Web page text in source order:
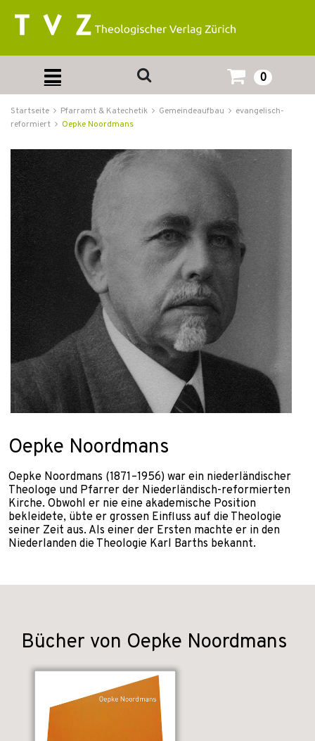
0
Startseite Pfarramt & Katechetik Gemeindeaufbau
evangelisch-
reformiert
Oepke Noordmans
Oepke Noordmans
Oepke Noordmans (1871–1956) war ein niederländischer
Theologe und Pfarrer der Niederländisch-reformierten
Kirche. Obwohl er nie eine akademische Position
bekleidete, übte er grossen Einfluss auf die Theologie
seiner Zeit aus. Als einer der Ersten machte er in den
Niederlanden die Theologie Karl Barths bekannt.
Bücher von Oepke Noordmans